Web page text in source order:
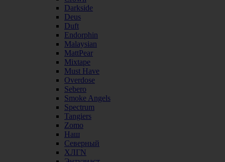
Darkside
Deus
Duft
Endorphin
Malaysian
MattPear
Mixtape
Must Have
Overdose
Sebero
Smoke Angels
Spectrum
Tangiers
Zomo
Наш
Северный
ХЛГN